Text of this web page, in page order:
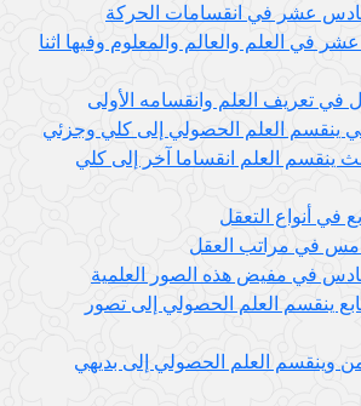
عشر في انقسامات الحركة
في العلم والعالم والمعلوم وفيها اثنا
في تعريف العلم وانقسامه الأولى
ينقسم العلم الحصولي إلى كلي وجزئي
ينقسم العلم انقساما آخر إلى كلي
في أنواع التعقل
في مراتب العقل
في مفيض هذه الصور العلمية
ينقسم العلم الحصولي إلى تصور
وينقسم العلم الحصولي إلى بديهي